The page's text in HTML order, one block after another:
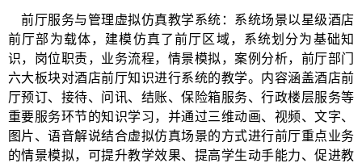
前厅服务与管理虚拟仿真教学系统 ：系统场景以星级酒店
前厅部为载体，建模仿真了前厅区域，系统划分为基础知
识，岗位职责，业务流程，情景模拟，案例分析，前厅部门
六大板块对酒店前厅知识进行系统的教学。内容涵盖酒店前
厅预订、接待、问讯、结账、保险箱服务、行政楼层服务等
重要服务环节的知识学习，并通过三维动画、视频、文字、
图片、语音解说结合虚拟仿真场景的方式进行前厅重点业务
的情景模拟，可提升教学效果、提高学生动手能力、促进教